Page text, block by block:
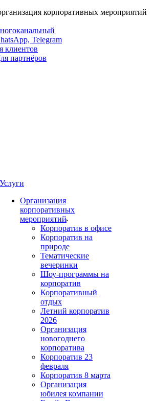
корпоративных мероприятий
Telegram
клиентов
партнёров
Услуги
Организация
корпоративных
мероприятий
Корпоратив в офисе
Корпоратив на
природе
Тематические
вечеринки
Шоу-программы на
корпоратив
Корпоративный
отдых
Летний корпоратив
2026
Организация
новогоднего
корпоратива
Корпоратив 23
февраля
Корпоратив 8 марта
Организация
юбилея компании